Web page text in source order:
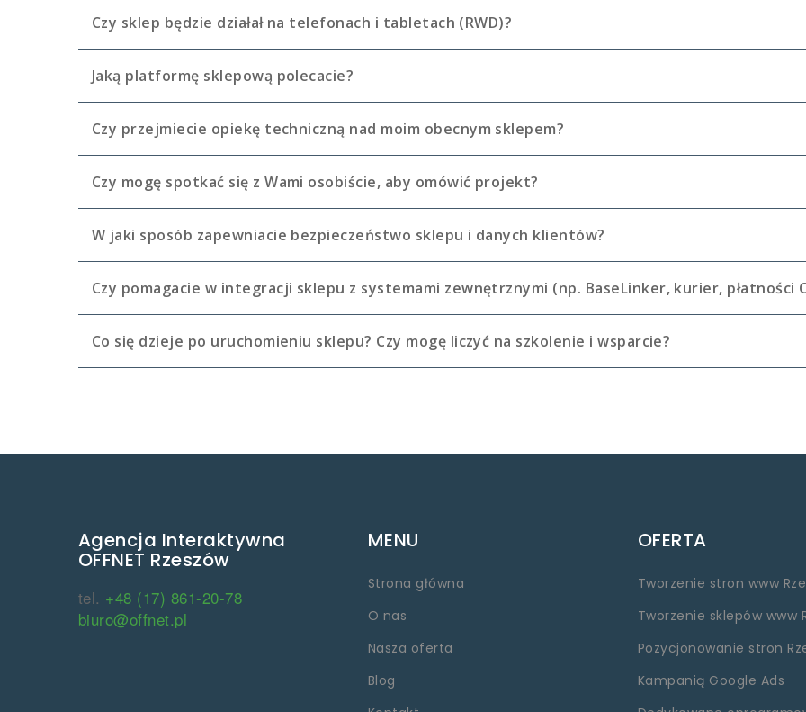
Czy sklep będzie działał na telefonach i tabletach (RWD)?
Jaką platformę sklepową polecacie?
Czy przejmiecie opiekę techniczną nad moim obecnym sklepem?
Czy mogę spotkać się z Wami osobiście, aby omówić projekt?
W jaki sposób zapewniacie bezpieczeństwo sklepu i danych klientów?
Czy pomagacie w integracji sklepu z systemami zewnętrznymi (np. BaseLinker, kurier, płatności
Co się dzieje po uruchomieniu sklepu? Czy mogę liczyć na szkolenie i wsparcie?
Agencja Interaktywna
OFFNET Rzeszów
tel. +48 (17) 861-20-78
biuro@offnet.pl
MENU
Strona główna
O nas
Nasza oferta
Blog
OFERTA
Tworzenie stron www
Tworzenie sklepów www
Pozycjonowanie stron
Kampanią Google Ads